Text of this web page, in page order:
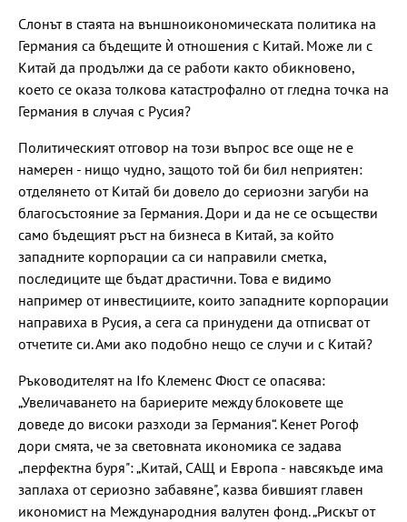
Слонът в стаята на външноикономическата политика на
Германия са бъдещите ѝ отношения с Китай. Може ли с
Китай да продължи да се работи както обикновено,
което се оказа толкова катастрофално от гледна точка на
Германия в случая с Русия?
Политическият отговор на този въпрос все още не е
намерен - нищо чудно, защото той би бил неприятен:
отделянето от Китай би довело до сериозни загуби на
благосъстояние за Германия. Дори и да не се осъществи
само бъдещият ръст на бизнеса в Китай, за който
западните корпорации са си направили сметка,
последиците ще бъдат драстични. Това е видимо
например от инвестициите, които западните корпорации
направиха в Русия, а сега са принудени да отписват от
отчетите си. Ами ако подобно нещо се случи и с Китай?
Ръководителят на Ifo Клеменс Фюст се опасява:
„Увеличаването на бариерите между блоковете ще
доведе до високи разходи за Германия“. Кенет Рогоф
дори смята, че за световната икономика се задава
„перфектна буря": „Китай, САЩ и Европа - навсякъде има
заплаха от сериозно забавяне", казва бившият главен
икономист на Международния валутен фонд. „Рискът от